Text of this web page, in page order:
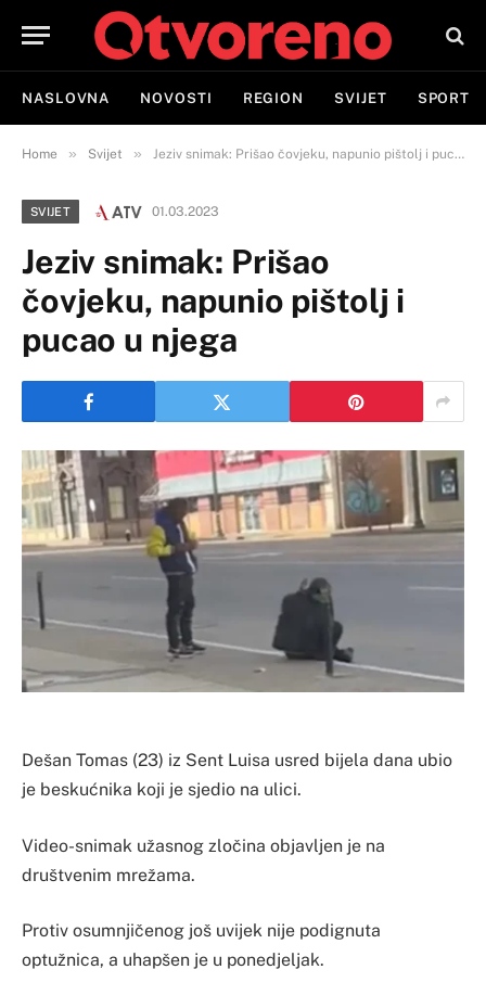
NASLOVNA NOVOSTI REGION SVIJET SPORT
Home » Svijet » Jeziv snimak: Prišao čovjeku, napunio pištolj i pucao u njega
SVIJET 01.03.2023
Jeziv snimak: Prišao
čovjeku, napunio pištolj i
pucao u njega
Dešan Tomas (23) iz Sent Luisa usred bijela dana ubio
je beskućnika koji je sjedio na ulici.
Video-snimak užasnog zločina objavljen je na
društvenim mrežama.
Protiv osumnjičenog još uvijek nije podignuta
optužnica, a uhapšen je u ponedjeljak.